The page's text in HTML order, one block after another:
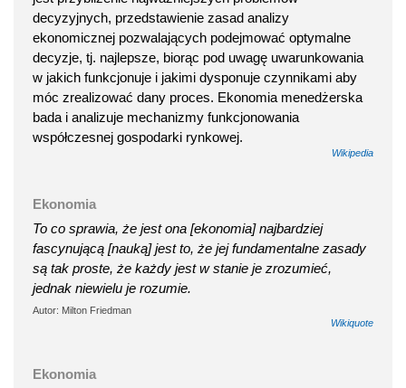
decyzyjnych, przedstawienie zasad analizy
ekonomicznej pozwalających podejmować optymalne
decyzje, tj. najlepsze, biorąc pod uwagę uwarunkowania
w jakich funkcjonuje i jakimi dysponuje czynnikami aby
móc zrealizować dany proces. Ekonomia menedżerska
bada i analizuje mechanizmy funkcjonowania
współczesnej gospodarki rynkowej.
Wikipedia
Ekonomia
To co sprawia, że jest ona [ekonomia] najbardziej
fascynującą [nauką] jest to, że jej fundamentalne zasady
są tak proste, że każdy jest w stanie je zrozumieć,
jednak niewielu je rozumie.
Autor: Milton Friedman
Wikiquote
Ekonomia